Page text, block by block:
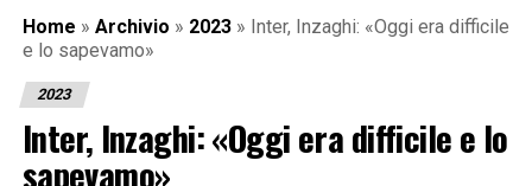
Home » Archivio » 2023 » Inter, Inzaghi: «Oggi era difficile
e lo sapevamo»
2023
Inter, Inzaghi: «Oggi era difficile e lo
sapevamo»